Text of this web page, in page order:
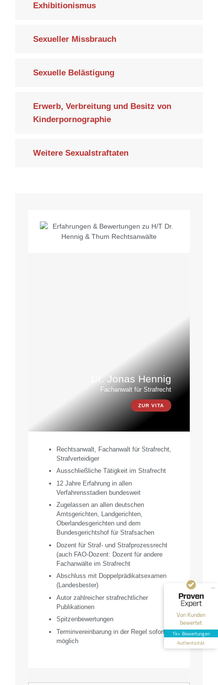
Exhibitionismus
Sexueller Missbrauch
Sexuelle Belästigung
Erwerb, Verbreitung und Besitz von
Kinderpornographie
Weitere Sexualstraftaten
Dr. Jonas Hennig
Fachanwalt für Strafrecht
ZUR VITA
Rechtsanwalt, Fachanwalt für Strafrecht,
Strafverteidiger
Ausschließliche Tätigkeit im Strafrecht
12 Jahre Erfahrung in allen
Verfahrensstadien bundesweit
Zugelassen an allen deutschen
Amtsgerichten, Landgerichten,
Oberlandesgerichten und dem
Bundesgerichtshof für Strafsachen
Dozent für Straf- und Strafprozessrecht
(auch FAO-Dozent: Dozent für andere
Fachanwälte im Strafrecht
Abschluss mit Doppelprädikatsexamen
(Landesbester)
Autor zahlreicher strafrechtlicher
Publikationen
Spitzenbewertungen
Terminvereinbarung in der Regel sofort
möglich
Von Kunden
bewertet
1k+ Bewertungen
Authentizität
Kundenbewertungen und Erfahrungen zu
HT Strafverteidiger
SEHR GUT
4,99 / 5,00
40
Bewertungen auf
ProvenExpert.com
1.646
anderen Quellen
Blick aufs ProvenExpert-Profil werfen